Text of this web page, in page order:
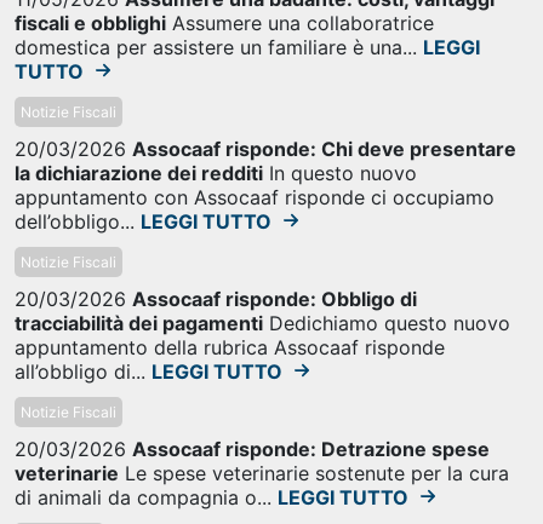
fiscali e obblighi Assumere una collaboratrice
domestica per assistere un familiare è una... LEGGI
TUTTO
Notizie Fiscali
20/03/2026 Assocaaf risponde: Chi deve presentare
la dichiarazione dei redditi In questo nuovo
appuntamento con Assocaaf risponde ci occupiamo
dell’obbligo... LEGGI TUTTO
Notizie Fiscali
20/03/2026 Assocaaf risponde: Obbligo di
tracciabilità dei pagamenti Dedichiamo questo nuovo
appuntamento della rubrica Assocaaf risponde
all’obbligo di... LEGGI TUTTO
Notizie Fiscali
20/03/2026 Assocaaf risponde: Detrazione spese
veterinarie Le spese veterinarie sostenute per la cura
di animali da compagnia o... LEGGI TUTTO